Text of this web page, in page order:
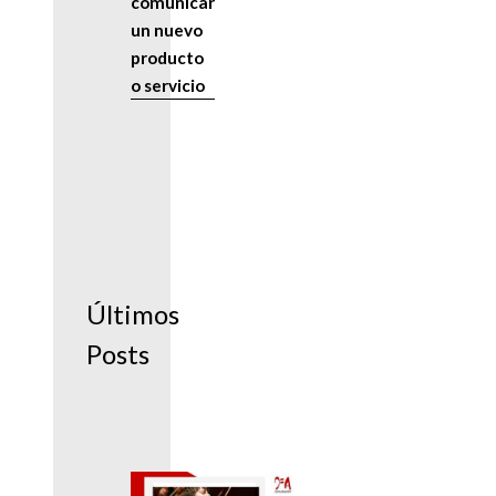
un nuevo
producto
o servicio
Últimos
Posts